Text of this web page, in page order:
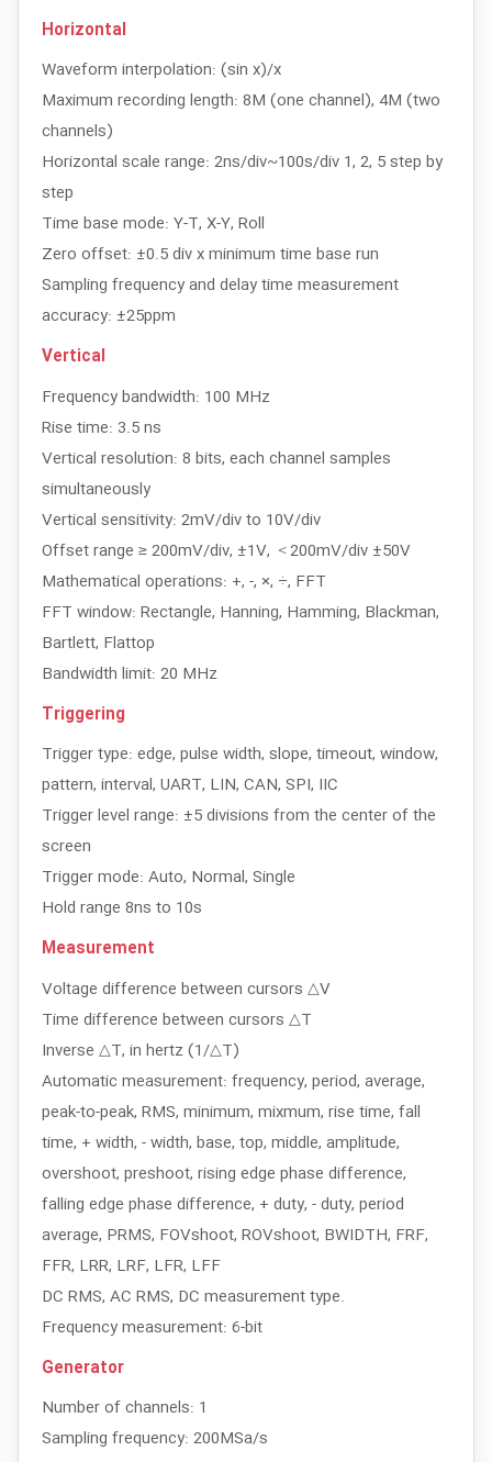
Horizontal
Waveform interpolation: (sin x)/x
Maximum recording length: 8M (one channel), 4M (two
channels)
Horizontal scale range: 2ns/div~100s/div 1, 2, 5 step by
step
Time base mode: Y-T, X-Y, Roll
Zero offset: ±0.5 div x minimum time base run
Sampling frequency and delay time measurement
accuracy: ±25ppm
Vertical
Frequency bandwidth: 100 MHz
Rise time: 3.5 ns
Vertical resolution: 8 bits, each channel samples
simultaneously
Vertical sensitivity: 2mV/div to 10V/div
Offset range ≥ 200mV/div, ±1V, ＜200mV/div ±50V
Mathematical operations: +, -, ×, ÷, FFT
FFT window: Rectangle, Hanning, Hamming, Blackman,
Bartlett, Flattop
Bandwidth limit: 20 MHz
Triggering
Trigger type: edge, pulse width, slope, timeout, window,
pattern, interval, UART, LIN, CAN, SPI, IIC
Trigger level range: ±5 divisions from the center of the
screen
Trigger mode: Auto, Normal, Single
Hold range 8ns to 10s
Measurement
Voltage difference between cursors △V
Time difference between cursors △T
Inverse △T, in hertz (1/△T)
Automatic measurement: frequency, period, average,
peak-to-peak, RMS, minimum, mixmum, rise time, fall
time, + width, - width, base, top, middle, amplitude,
overshoot, preshoot, rising edge phase difference,
falling edge phase difference, + duty, - duty, period
average, PRMS, FOVshoot, ROVshoot, BWIDTH, FRF,
FFR, LRR, LRF, LFR, LFF
DC RMS, AC RMS, DC measurement type.
Frequency measurement: 6-bit
Generator
Number of channels: 1
Sampling frequency: 200MSa/s